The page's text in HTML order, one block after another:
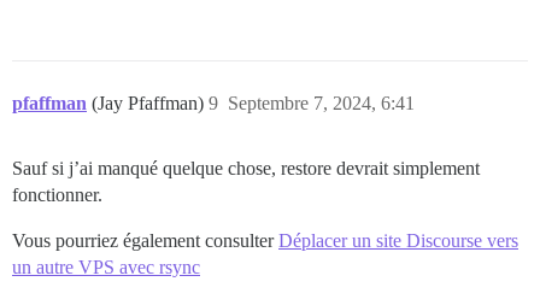
pfaffman (Jay Pfaffman) Septembre 7, 2024, 6:41
9
Sauf si j’ai manqué quelque chose, restore devrait simplement
fonctionner.
Vous pourriez également consulterDéplacer un site Discourse vers
un autre VPS avec rsync